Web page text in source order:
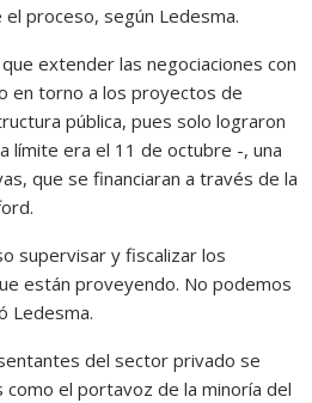
proceso, según Ledesma.
extender las negociaciones con
en torno a los proyectos de
pública, pues solo lograron
límite era el 11 de octubre -, una
que se financiaran a través de la
supervisar y fiscalizar los
están proveyendo. No podemos
Ledesma.
del sector privado se
el portavoz de la minoría del